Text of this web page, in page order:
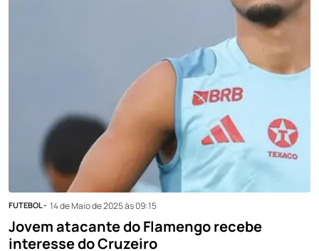
FUTEBOL - 14 de Maio de 2025 às 09:15
Jovem atacante do Flamengo recebe
interesse do Cruzeiro